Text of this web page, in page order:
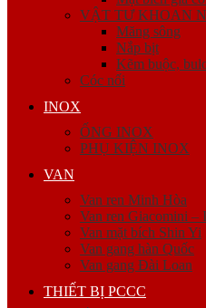
VẬT TƯ KHOAN
Măng sông
Nắp bịt
Kẽm buộc,
Cóc nối
INOX
ỐNG INOX
PHỤ KIỆN INOX
VAN
Van ren Minh Hòa
Van ren Giacomini –
Van mặt bích Shin Yi
Van gang hàn Quốc
Van gang Đài Loan
THIẾT BỊ PCCC